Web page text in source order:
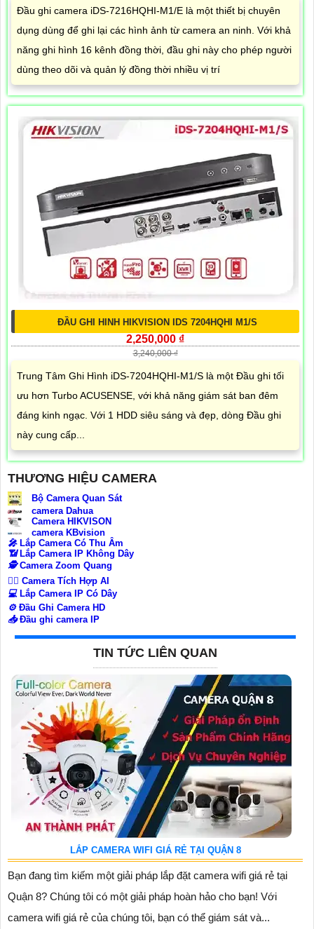
Đầu ghi camera iDS-7216HQHI-M1/E là một thiết bị chuyên
dụng dùng để ghi lại các hình ảnh từ camera an ninh. Với khả
năng ghi hình 16 kênh đồng thời, đầu ghi này cho phép người
dùng theo dõi và quản lý đồng thời nhiều vị trí
ĐẦU GHI HINH HIKVISION IDS 7204HQHI M1/S
2,250,000 ₫
3,240,000 ₫
Trung Tâm Ghi Hình iDS-7204HQHI-M1/S là một Đầu ghi tối
ưu hơn Turbo ACUSENSE, với khả năng giám sát ban đêm
đáng kinh ngạc. Với 1 HDD siêu sáng và đẹp, dòng Đầu ghi
này cung cấp...
THƯƠNG HIỆU CAMERA
Bộ Camera Quan Sát
camera Dahua
Camera HIKVISON
camera KBvision
️🎤️ Lắp Camera Có Thu Âm
📶 Lắp Camera IP Không Dây
🕵️Camera Zoom Quang
🧛‍♀️ Camera Tích Hợp AI
💻Lắp Camera IP Có Dây
⚙️Đầu Ghi Camera HD
📥Đầu ghi camera IP
TIN TỨC LIÊN QUAN
LẮP CAMERA WIFI GIÁ RẺ TẠI QUẬN 8
Bạn đang tìm kiếm một giải pháp lắp đặt camera wifi giá rẻ tại
Quận 8? Chúng tôi có một giải pháp hoàn hảo cho bạn! Với
camera wifi giá rẻ của chúng tôi, bạn có thể giám sát và...